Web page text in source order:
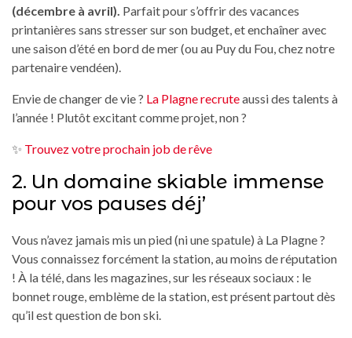
(décembre à avril). Parfait pour s’offrir des vacances
printanières sans stresser sur son budget, et enchaîner avec
une saison d’été en bord de mer (ou au Puy du Fou, chez notre
partenaire vendéen).
Envie de changer de vie ? La Plagne recruteaussi des talents à
l’année ! Plutôt excitant comme projet, non ?
✨ Trouvez votre prochain job de rêve
2. Un domaine skiable immense
pour vos pauses déj’
Vous n’avez jamais mis un pied (ni une spatule) à La Plagne ?
Vous connaissez forcément la station, au moins de réputation
! À la télé, dans les magazines, sur les réseaux sociaux : le
bonnet rouge, emblème de la station, est présent partout dès
qu’il est question de bon ski.